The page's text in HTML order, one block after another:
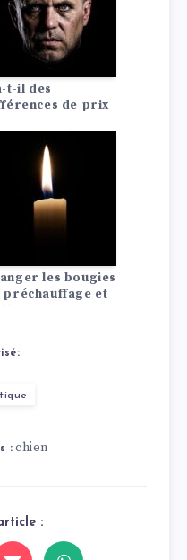
t-il des
de prix
les bougies
préchauffage et
: chien
: